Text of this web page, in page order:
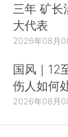
三年 矿长
大代表
2026年08月
国风｜12
伤人如何
2026年08月